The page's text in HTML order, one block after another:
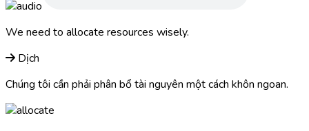
We need to allocate resources wisely.
Dịch
Chúng tôi cần phải phân bổ tài nguyên một cách khôn ngoan.